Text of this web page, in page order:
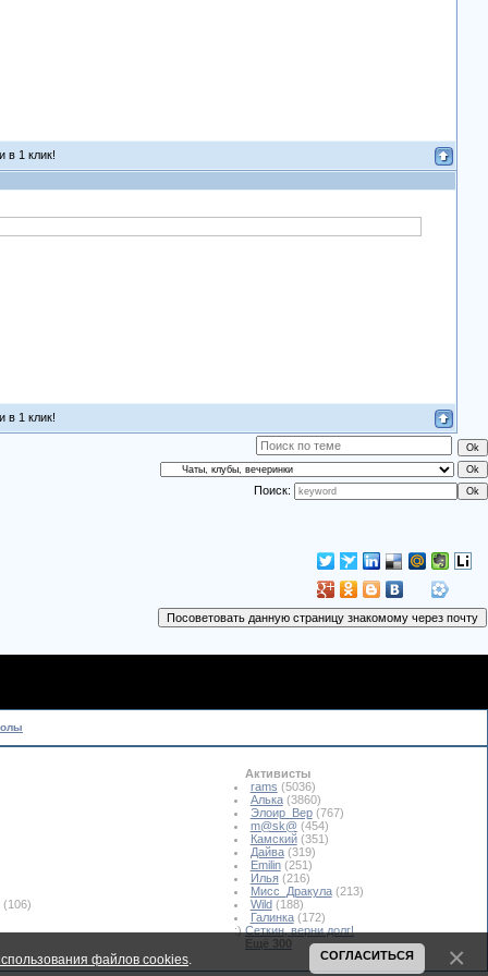
в 1 клик!
в 1 клик!
Поиск:
(106)
Активисты
rams (5036)
Алька(3860)
Элоир_Вер(767)
m@sk@(454)
Камский(351)
Дайва(319)
Emilin(251)
Илья(216)
Мисс_Дракула(213)
Wild(188)
Галинка(172)
:)Сеткин, верни долг!
Ещё 300
файлов cookies СОГЛАСИТЬСЯ